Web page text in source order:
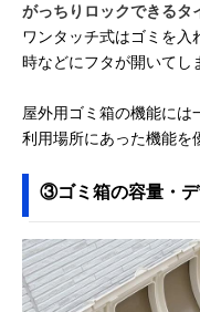
がっちりロックできるタ
ワンタッチ式はゴミを入
時などにフタが開いてし
屋外用ゴミ箱の機能には
利用場所にあった機能を
③ゴミ箱の容量・